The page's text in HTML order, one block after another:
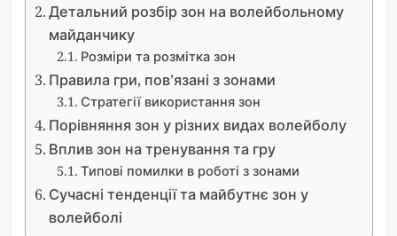
Детальний розбір зон на волейбольному
майданчику
Розміри та розмітка зон
Правила гри, пов’язані з зонами
Стратегії використання зон
Порівняння зон у різних видах волейболу
Вплив зон на тренування та гру
Типові помилки в роботі з зонами
Сучасні тенденції та майбутнє зон у
волейболі